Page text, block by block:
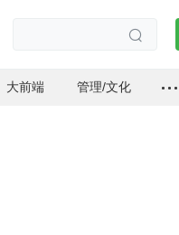

大前端 管理/文化